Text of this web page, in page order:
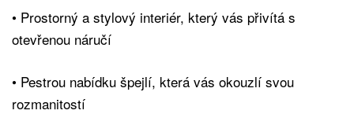
•⁠ Prostorný a stylový interiér, který vás přivítá s
otevřenou náručí
•⁠ ⁠Pestrou nabídku špejlí, která vás okouzlí svou
rozmanitostí